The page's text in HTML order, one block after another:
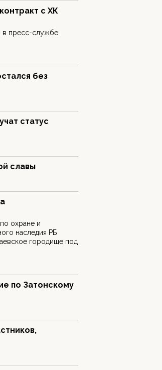
с ХК
в пресс-службе
без
статус
славы
охране и
наследия РБ
городище под
по Затонскому